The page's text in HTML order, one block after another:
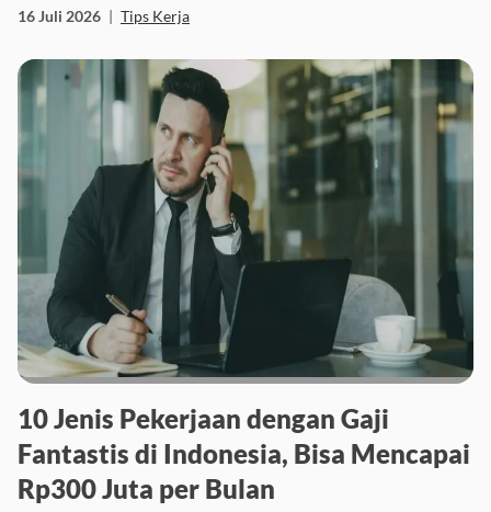
16 Juli 2026 | Tips Kerja
10 Jenis Pekerjaan dengan Gaji
Fantastis di Indonesia, Bisa Mencapai
Rp300 Juta per Bulan